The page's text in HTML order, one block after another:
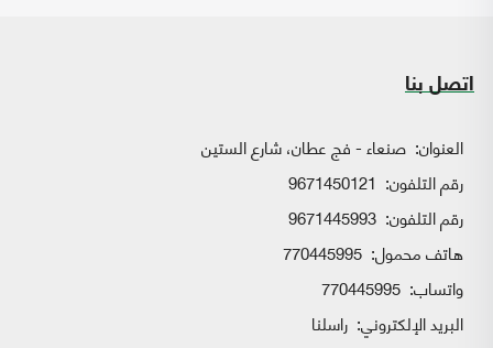
اتصل بنا
العنوان: صنعاء - فج عطان، شارع الستين
رقم التلفون: 9671450121
رقم التلفون: 9671445993
هاتف محمول: 770445995
واتساب:
البريد الإلكتروني: راسلنا